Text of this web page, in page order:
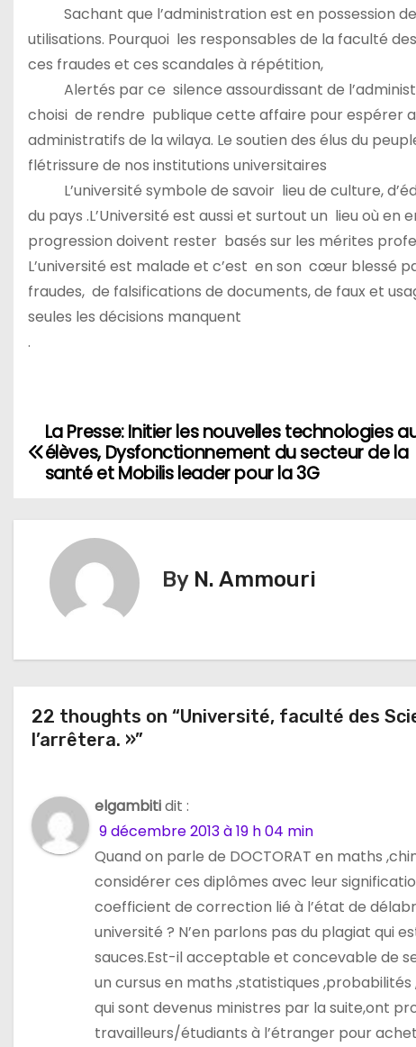
Sachant que l’administration est en possession
utilisations. Pourquoi les responsables de la faculté
ces fraudes et ces scandales à répétition,
Alertés par ce silence assourdissant de
choisi de rendre publique cette affaire pour espérer
administratifs de la wilaya. Le soutien des élus du
flétrissure de nos institutions universitaires
L’université symbole de savoir lieu de culture,
du pays .L’Université est aussi et surtout un lieu où en
progression doivent rester basés sur les mérites
L’université est malade et c’est en son cœur blessé
fraudes, de falsifications de documents, de faux et
seules les décisions manquent
.
N
v
t
i
o
d
e
La Presse: Initier les nouvelles technologies
élèves, Dysfonctionnement du secteur de la
santé et Mobilis leader pour la 3G
By N. Ammouri
22 thoughts on “Université, faculté des
l’arrêtera. »”
elgambitidit :
9 décembre 2013 à 19 h 04 min
Quand on parle de DOCTORAT en maths
considérer ces diplômes avec leur
coefficient de correction lié à l’état de
université ? N’en parlons pas du plagiat qui
sauces.Est-il acceptable et concevable de
un cursus en maths ,statistiques
qui sont devenus ministres par la suite,ont
travailleurs/étudiants à l’étranger pour